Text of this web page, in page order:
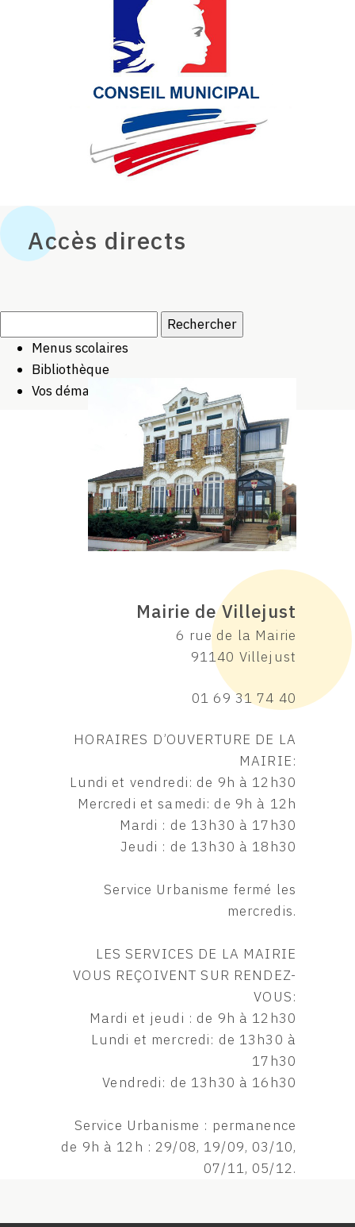
Accès directs
Menus scolaires
Bibliothèque
Vos démarches
Mairie de Villejust
6 rue de la Mairie
91140 Villejust
01 69 31 74 40
HORAIRES D’OUVERTURE DE LA
MAIRIE:
Lundi et vendredi: de 9h à 12h30
Mercredi et samedi: de 9h à 12h
Mardi : de 13h30 à 17h30
Jeudi : de 13h30 à 18h30
Service Urbanisme fermé les
mercredis.
LES SERVICES DE LA MAIRIE
VOUS REÇOIVENT SUR RENDEZ-
VOUS:
Mardi et jeudi : de 9h à 12h30
Lundi et mercredi: de 13h30 à
17h30
Vendredi: de 13h30 à 16h30
Service Urbanisme : permanence
de 9h à 12h : 29/08, 19/09, 03/10,
07/11, 05/12.